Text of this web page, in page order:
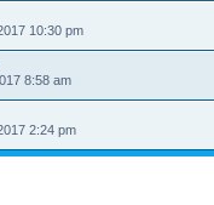
10:30 pm
8:58 am
2:24 pm